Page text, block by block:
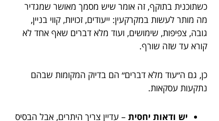
כשתוכנית בתוקף, זה אומר שיש מסמך מאושר שמגדיר
מה מותר לעשות במקרקעין: ייעודים, זכויות, קווי בניין,
גובה, צפיפות, שימושים, ועוד מלא דברים שאף אחד לא
קורא עד שזה שורף.
כן, גם ה״עוד מלא דברים״ הם בדיוק המקומות שבהם
נתקעות עסקאות.
יש ודאות יחסית – עדיין צריך היתרים, אבל הבסיס